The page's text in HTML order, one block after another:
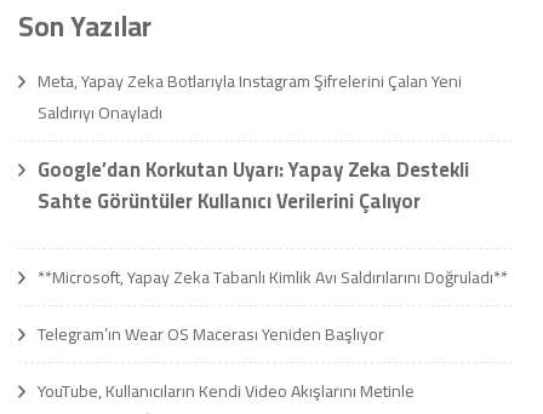
Son Yazılar
Meta, Yapay Zeka Botlarıyla Instagram Şifrelerini Çalan Yeni
Saldırıyı Onayladı
Google’dan Korkutan Uyarı: Yapay Zeka Destekli
Sahte Görüntüler Kullanıcı Verilerini Çalıyor
**Microsoft, Yapay Zeka Tabanlı Kimlik Avı Saldırılarını Doğruladı**
Telegram’ın Wear OS Macerası Yeniden Başlıyor
YouTube, Kullanıcıların Kendi Video Akışlarını Metinle